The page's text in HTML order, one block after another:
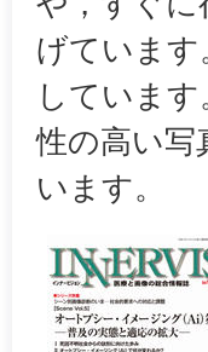
げています
していま
性の高い写
います。